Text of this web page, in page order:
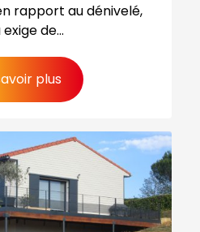
rapport au dénivelé,
de...
plus